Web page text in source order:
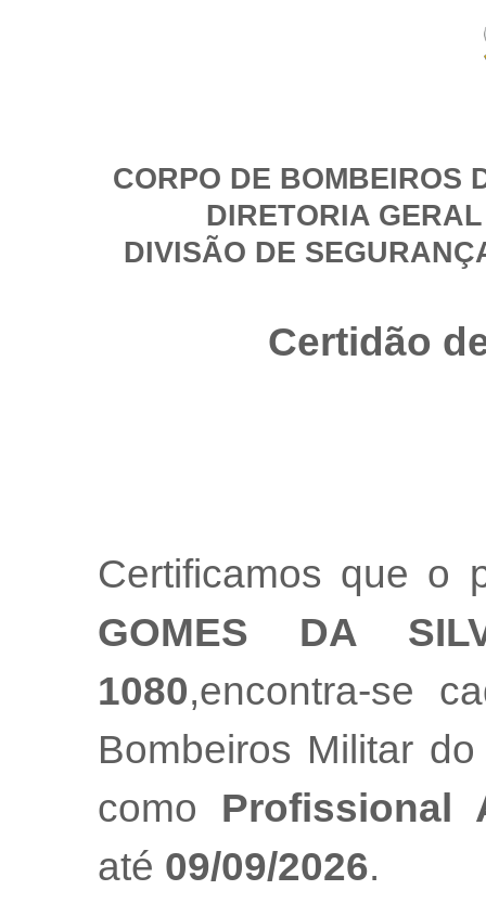
CORPO DE BOMBEIROS
DIRETORIA
DIVISÃO DE
Certidão
Certificamos que o
GOMES DA
1080,encontra-se
Bombeiros Militar
como Profissional
até 09/09/2026.